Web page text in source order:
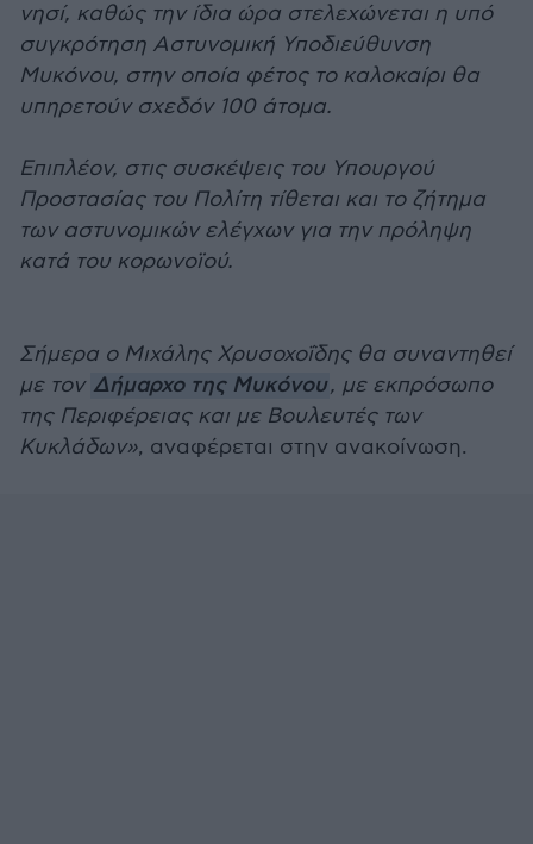
νησί, καθώς την ίδια ώρα στελεχώνεται η υπό
συγκρότηση Αστυνομική Υποδιεύθυνση
Μυκόνου, στην οποία φέτος το καλοκαίρι θα
υπηρετούν σχεδόν 100 άτομα.
Επιπλέον, στις συσκέψεις του Υπουργού
Προστασίας του Πολίτη τίθεται και το ζήτημα
των αστυνομικών ελέγχων για την πρόληψη
κατά του κορωνοϊού.
Σήμερα ο Μιχάλης Χρυσοχοΐδης θα συναντηθεί
με τον Δήμαρχο της Μυκόνου, με εκπρόσωπο
της Περιφέρειας και με Βουλευτές των
Κυκλάδων», αναφέρεται στην ανακοίνωση.